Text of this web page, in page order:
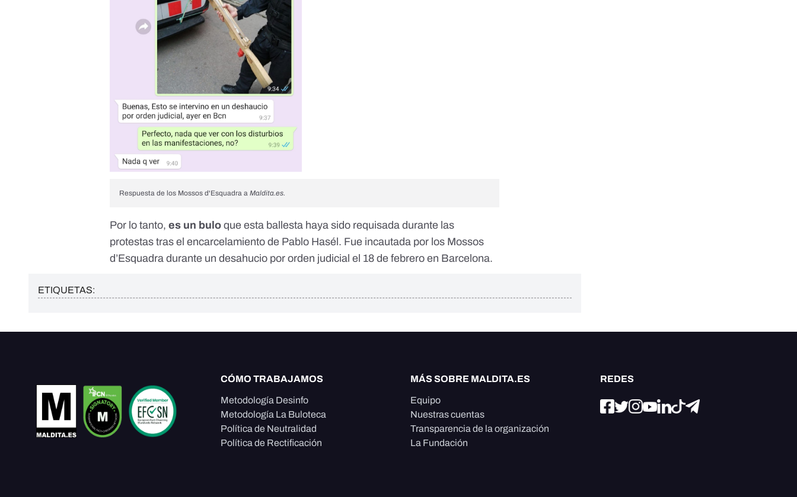
Respuesta de los Mossos d'Esquadra aMaldita.es.
Por lo tanto,es un bulo que esta ballesta haya sido requisada durante las
protestas tras el encarcelamiento de Pablo Hasél. Fue incautada por los Mossos
d’Esquadra durante un desahucio por orden judicial el 18 de febrero en Barcelona.
ETIQUETAS:
CÓMO TRABAJAMOS
Metodología Desinfo
Metodología La Buloteca
Política de Neutralidad
Política de Rectificación
MÁS SOBRE MALDITA.ES
Equipo
Nuestras cuentas
Transparencia de la organización
La Fundación
REDES